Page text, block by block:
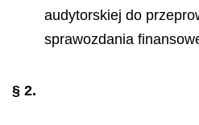
audytorskiej do
sprawozdania
§ 2.